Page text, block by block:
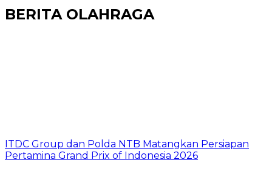
BERITA OLAHRAGA
ITDC Group dan Polda NTB Matangkan Persiapan
Pertamina Grand Prix of Indonesia 2026